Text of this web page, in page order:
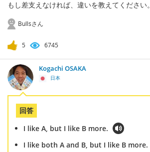
もし差支えなければ、違いを教えてください。
Bullsさん
5 6745
Kogachi OSAKA
日本
回答
I like A, but I like B more.
I like both A and B, but I like B more.